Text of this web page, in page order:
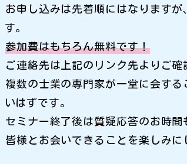
お申し込みは先着順にはなりますが
す。
参加費はもちろん無料です！
ご連絡先は上記のリンク先よりご確
複数の士業の専門家が一堂に会す
いはずです。
セミナー終了後は質疑応答のお時間
皆様とお会いできることを楽しみに